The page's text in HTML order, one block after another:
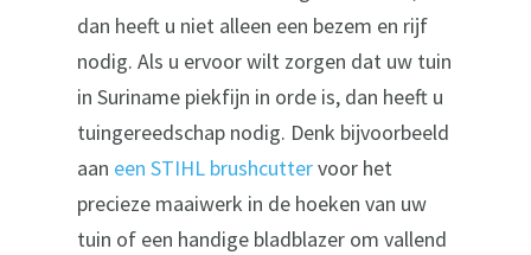
dan heeft u niet alleen een bezem en rijf
nodig. Als u ervoor wilt zorgen dat uw tuin
in Suriname piekfijn in orde is, dan heeft u
tuingereedschap nodig. Denk bijvoorbeeld
aan een STIHL brushcuttervoor het
precieze maaiwerk in de hoeken van uw
tuin of een handige bladblazer om vallend